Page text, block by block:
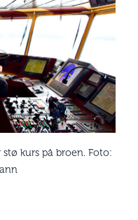
kurs på broen. Foto: